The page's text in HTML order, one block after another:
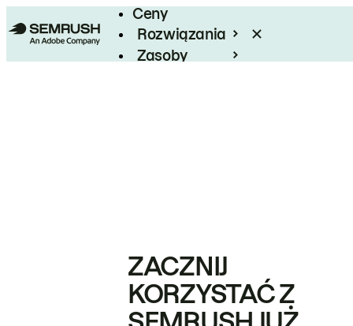
Ceny
Rozwiązania
Zasoby
ZACZNIJ
KORZYSTAĆ Z